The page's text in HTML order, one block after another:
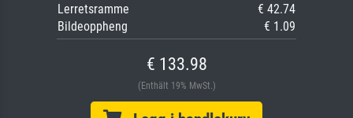
Lerretsramme
€ 42.74
Bildeoppheng
€ 1.09
€ 133.98
(Enthält 19% MwSt.)